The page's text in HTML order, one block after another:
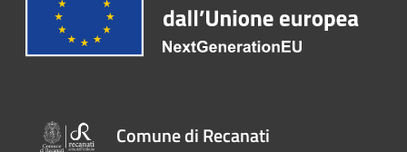
Comune di Recanati